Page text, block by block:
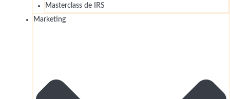
Masterclass de IRS
Marketing